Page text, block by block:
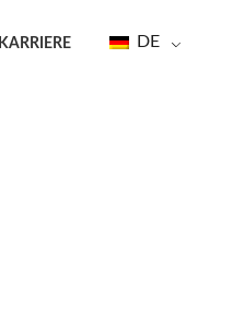
KARRIERE DE